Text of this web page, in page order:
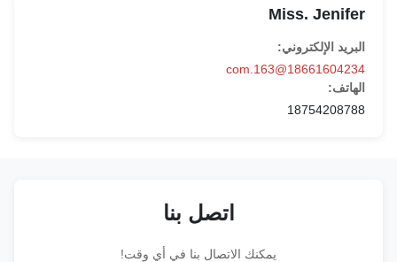
Miss. Jenifer
البريد الإلكتروني:
18661604234@163.com
الهاتف:
18754208788
اتصل بنا
يمكنك الاتصال بنا في أي وقت!